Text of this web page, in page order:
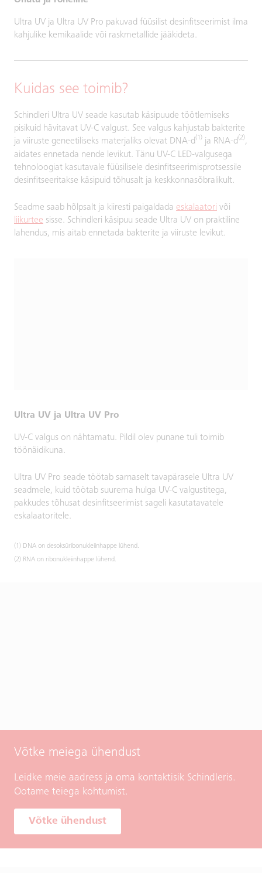
Ultra UV ja Ultra UV Pro pakuvad füüsilist desinfitseerimist ilma
kahjulike kemikaalide või raskmetallide jääkideta.
Kuidas see toimib?
Schindleri Ultra UV seade kasutab käsipuude töötlemiseks
pisikuid hävitavat UV-C valgust. See valgus kahjustab bakterite
ja viiruste geneetiliseks materjaliks olevat DNA-d(1) ja RNA-d(2),
aidates ennetada nende levikut. Tänu UV-C LED-valgusega
tehnoloogiat kasutavale füüsilisele desinfitseerimisprotsessile
desinfitseeritakse käsipuid tõhusalt ja keskkonnasõbralikult.
Seadme saab hõlpsalt ja kiiresti paigaldada eskalaatori või
liikurtee sisse. Schindleri käsipuu seade Ultra UV on praktiline
lahendus, mis aitab ennetada bakterite ja viiruste levikut.
Ultra UV ja Ultra UV Pro
UV-C valgus on nähtamatu. Pildil olev punane tuli toimib
töönäidikuna.
Ultra UV Pro seade töötab sarnaselt tavapärasele Ultra UV
seadmele, kuid töötab suurema hulga UV-C valgustitega,
pakkudes tõhusat desinfitseerimist sageli kasutatavatele
eskalaatoritele.
(1) DNA on desoksüribonukleiinhappe lühend.
(2) RNA on ribonukleiinhappe lühend.
Võtke meiega ühendust
Leidke meie aadress ja oma kontaktisik Schindleris.
Ootame teiega kohtumist.
Võtke ühendust